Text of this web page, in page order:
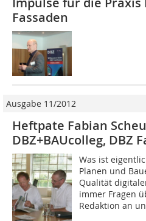
Fassaden
Ausgabe 11/2012
Heftpate Fabian
DBZ+BAUcolleg, DBZ
Was ist
Planen und
Qualität
immer Fragen
Redaktion an